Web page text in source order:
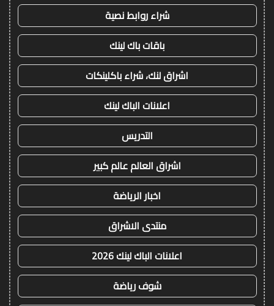
شراء روابط نصية
باقات باك لينك
اشراق لنك، شراء باكلينكات
اعلانات الباك لينك
التدريس
اشراق العالم عالم كبير
اخبار الرياضة
منتدى الاشراق
اعلانات الباك لينك 2026
شوف رياضة